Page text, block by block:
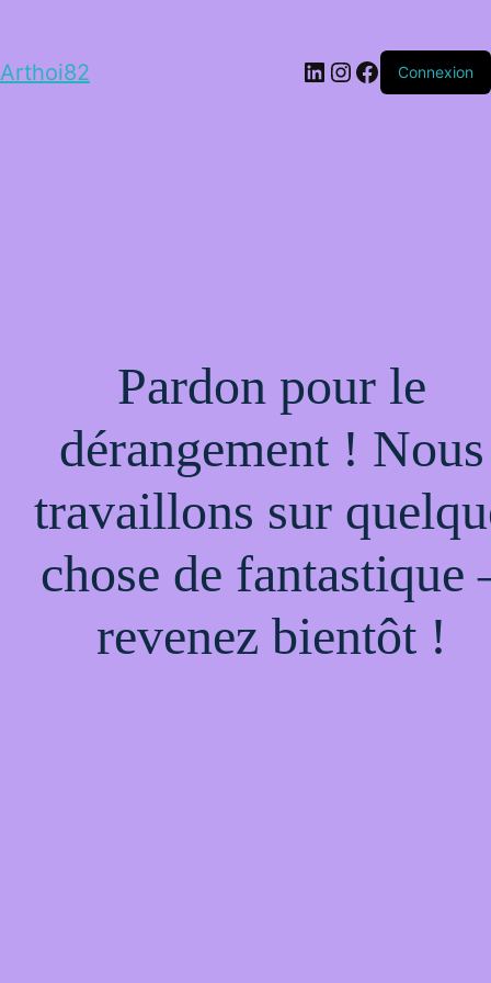
Arthoi82 LinkedIn
Instagram
Facebook
Connexion
Pardon pour le
dérangement ! Nous
travaillons sur
chose de fantastique
revenez bientôt !